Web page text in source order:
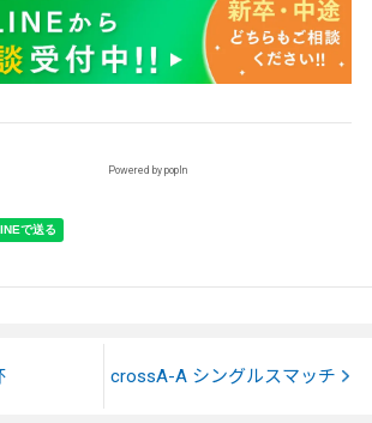
Powered by popIn
crossA-A シングルスマッチ